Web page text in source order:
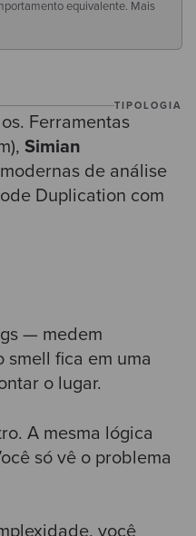
equivalente. Mais
TIPOLOGIA
Ferramentas
Simian
de análise
Duplication com
— medem
smell fica em uma
o lugar.
A mesma lógica
só vê o problema